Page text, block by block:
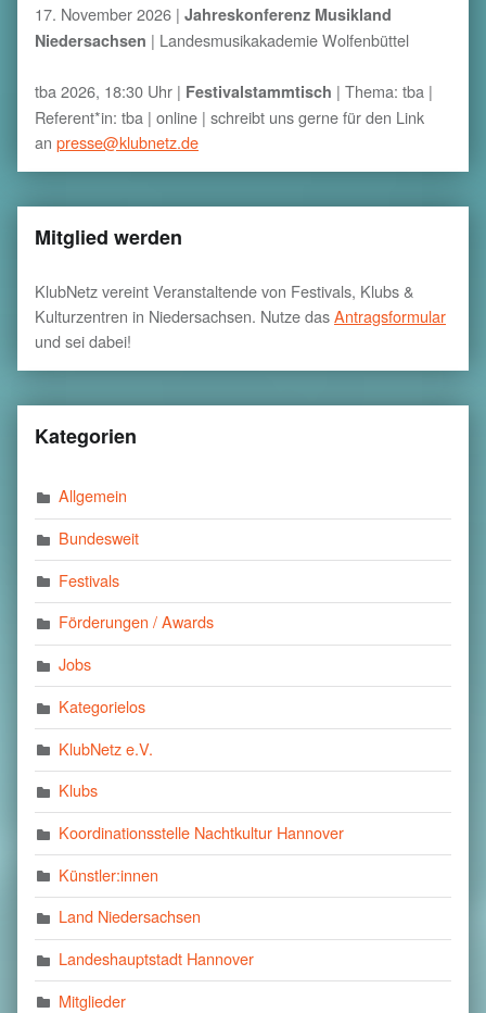
17. November 2026 | Jahreskonferenz Musikland
Niedersachsen | Landesmusikakademie Wolfenbüttel
tba 2026, 18:30 Uhr | Festivalstammtisch | Thema: tba |
Referent*in: tba | online | schreibt uns gerne für den Link
an presse@klubnetz.de
Mitglied werden
KlubNetz vereint Veranstaltende von Festivals, Klubs &
Kulturzentren in Niedersachsen. Nutze dasAntragsformular
und sei dabei!
Kategorien
Allgemein
Bundesweit
Festivals
Förderungen / Awards
Jobs
Kategorielos
KlubNetz e.V.
Klubs
Koordinationsstelle Nachtkultur Hannover
Künstler:innen
Land Niedersachsen
Landeshauptstadt Hannover
Mitglieder